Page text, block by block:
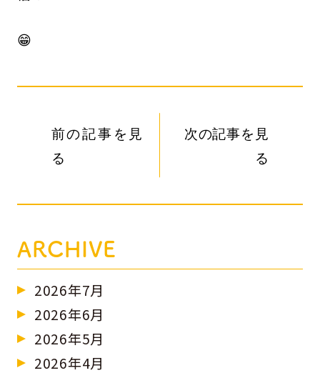
😁
前の記事を見
る
次の記事を見
る
ARCHIVE
2026年7月
2026年6月
2026年5月
2026年4月